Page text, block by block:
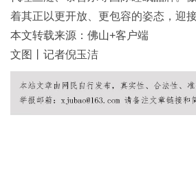
着其正以更开放、更包容的姿态，迎
本文转载来源：佛山+客户端
文图丨记者倪玉洁